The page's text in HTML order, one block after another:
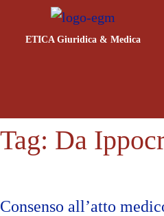
ETICA Giuridica & Medica
Tag: Da
Consenso all’atto